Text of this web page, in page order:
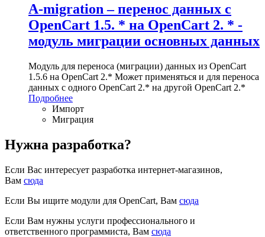
A-migration – перенос данных с
OpenCart 1.5. * на OpenCart 2. * -
модуль миграции основных данных
Модуль для переноса (миграции) данных из OpenCart
1.5.6 на OpenCart 2.* Может применяться и для переноса
данных с одного OpenCart 2.* на другой OpenCart 2.*
Подробнее
Импорт
Миграция
Нужна разработка?
Если Вас интересует разработка интернет-магазинов,
Вам сюда
Если Вы ищите модули для OpenCart, Вам сюда
Если Вам нужны услуги профессионального и
ответственного программиста, Вам сюда